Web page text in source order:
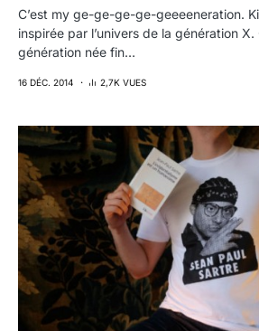
C’est my ge-ge-ge-ge-geeeeneration.
inspirée par l’univers de la génération
génération née fin…
16 DÉC. 2014 2,7K VUES